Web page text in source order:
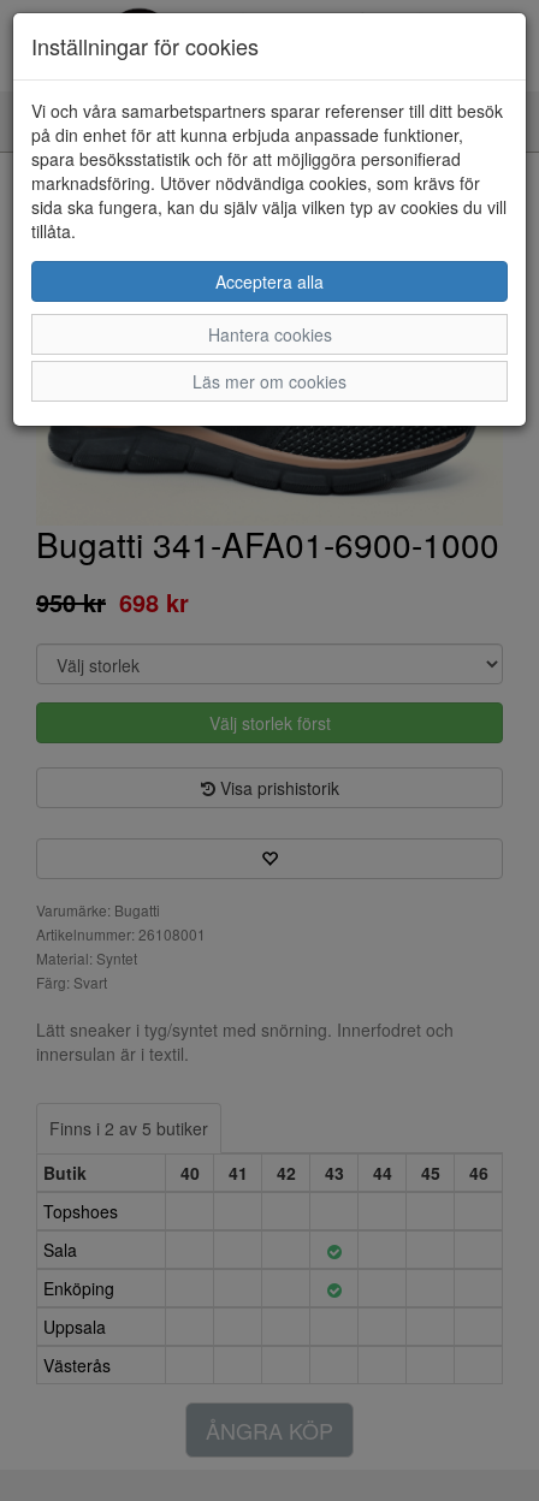
Toggle
navigation
HEM
Bugatti 341-AFA01-6900-1000
950 kr 698 kr
Välj storlek först
Visa prishistorik
Varumärke: Bugatti
Artikelnummer: 26108001
Material: Syntet
Färg: Svart
Lätt sneaker i tyg/syntet med snörning. Innerfodret och
innersulan är i textil.
Finns i 2 av 5 butiker
Butik
40 41 42 43 44 45
46
Topshoes
Sala
Enköping
Uppsala
Västerås
ÅNGRA KÖP
Inställningar för cookies
Vi och våra samarbetspartners sparar referenser till ditt besök
på din enhet för att kunna erbjuda anpassade funktioner,
spara besöksstatistik och för att möjliggöra personifierad
marknadsföring. Utöver nödvändiga cookies, som krävs för
sida ska fungera, kan du själv välja vilken typ av cookies du vill
tillåta.
Acceptera alla
Hantera cookies
Läs mer om cookies